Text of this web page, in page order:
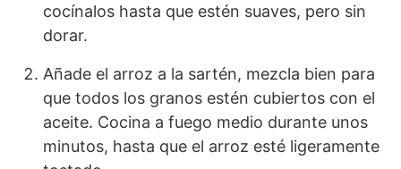
cocínalos hasta que estén suaves, pero sin
dorar.
Añade el arroz a la sartén, mezcla bien para
que todos los granos estén cubiertos con el
aceite. Cocina a fuego medio durante unos
minutos, hasta que el arroz esté ligeramente